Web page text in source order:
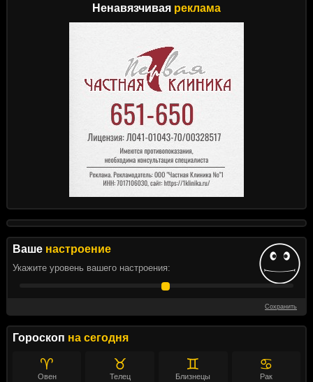
Ненавязчивая реклама
Ваше настроение
Укажите уровень вашего настроения:
Сохранить
Гороскоп на сегодня
♈
Овен
♉
Телец
♊
Близнецы
♋
Рак